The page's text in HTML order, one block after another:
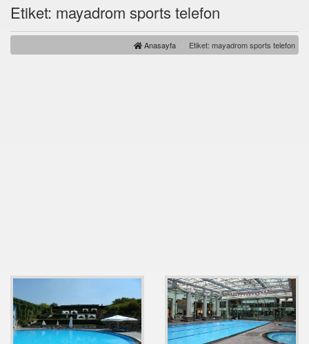
Etiket: mayadrom sports telefon
Anasayfa Etiket: mayadrom sports telefon